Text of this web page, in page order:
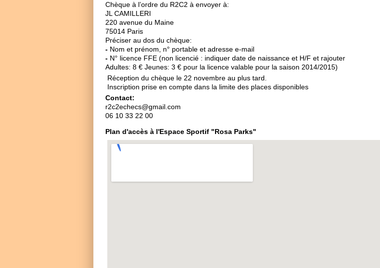
Chèque à l’ordre du R2C2 à envoyer à:
JL CAMILLERI
220 avenue du Maine
75014 Paris
Préciser au dos du chèque:
- Nom et prénom, n° portable et adresse e-mail
- N° licence FFE (non licencié : indiquer date de naissance et H/F et rajouter
Adultes: 8 € Jeunes: 3 € pour la licence valable pour la saison 2014/2015)
Réception du chèque le 22 novembre au plus tard.
Inscription prise en compte dans la limite des places disponibles
Contact:
r2c2echecs@gmail.com
06 10 33 22 00
Plan d'accès à l'Espace Sportif "Rosa Parks"